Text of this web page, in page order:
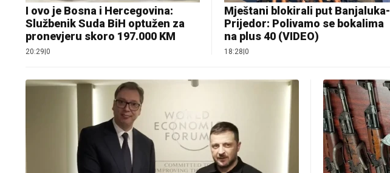
I ovo je Bosna i Hercegovina:
Službenik Suda BiH optužen za
pronevjeru skoro 197.000 KM
20:29 0
Mještani blokirali put Banjaluka-
Prijedor: Polivamo se bokalima
na plus 40 (VIDEO)
18:28 0